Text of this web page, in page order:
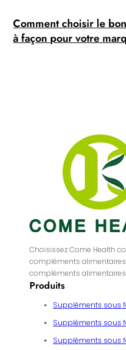
Comment choisir le
à façon pour votre
Choisissez Come Health
compléments
compléments
Produits
Suppléments sous
Suppléments sous
Suppléments sous